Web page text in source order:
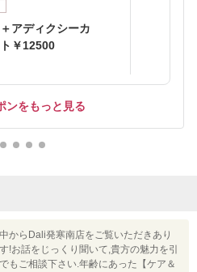
アディクシーカ
￥12500
ンをもっと見る
からDali発寒南店をご覧いただきあり
!お話をじっくり聞いて,貴方の魅力を引
もご相談下さい.年齢にあった【ケア＆